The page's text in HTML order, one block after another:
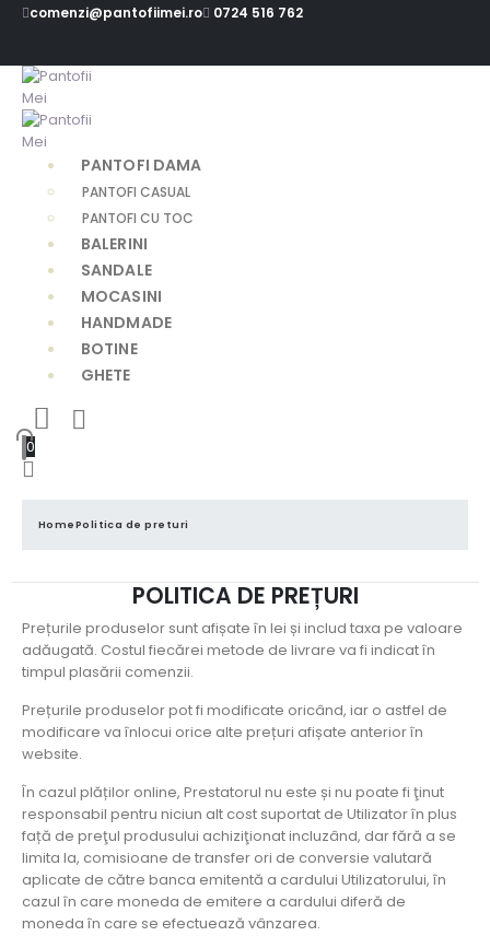
comenzi@pantofiimei.ro 0724 516 762
PANTOFI DAMA
PANTOFI CASUAL
PANTOFI CU TOC
BALERINI
SANDALE
MOCASINI
HANDMADE
BOTINE
GHETE
0
HomePolitica de preturi
POLITICA DE PREȚURI
Prețurile produselor sunt afișate în lei și includ taxa pe valoare
adăugată. Costul fiecărei metode de livrare va fi indicat în
timpul plasării comenzii.
Prețurile produselor pot fi modificate oricând, iar o astfel de
modificare va înlocui orice alte prețuri afișate anterior în
website.
În cazul plăților online, Prestatorul nu este și nu poate fi ţinut
responsabil pentru niciun alt cost suportat de Utilizator în plus
față de preţul produsului achiziţionat incluzând, dar fără a se
limita la, comisioane de transfer ori de conversie valutară
aplicate de către banca emitentă a cardului Utilizatorului, în
cazul în care moneda de emitere a cardului diferă de
moneda în care se efectuează vânzarea.